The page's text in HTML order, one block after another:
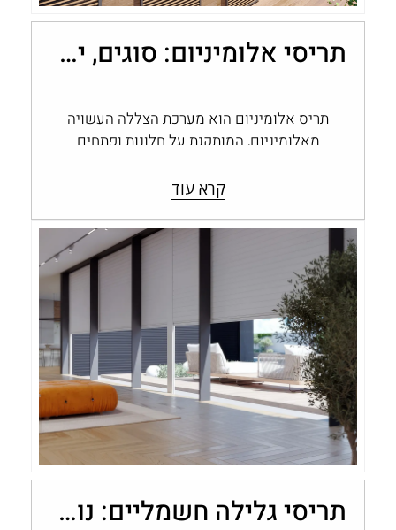
תריסי אלומיניום: סוגים, יתרונות ובחירה לבית
תריס אלומיניום הוא מערכת הצללה העשויה
מאלומיניום, המותקנת על חלונות ופתחים
ובחשיפה לחוץ. תריסי אלומיניום…
קרא עוד
תריסי גלילה חשמליים: נוחות, שליטה ובקרת אור בבית